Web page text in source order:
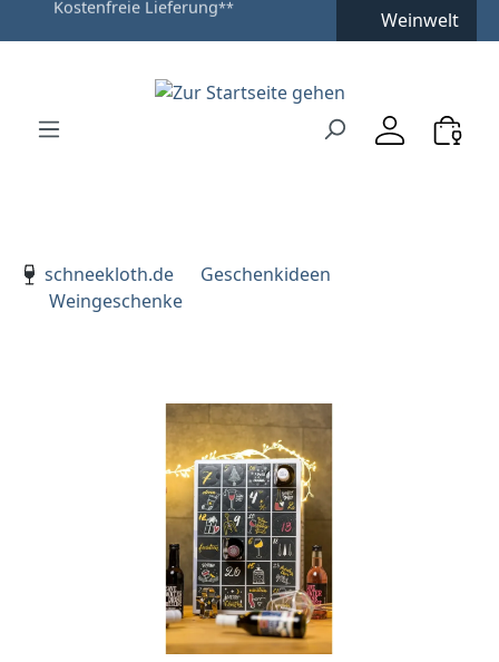
Zur Hauptnavigation springen
Kostenfreie Lieferung Weinwelt
schneekloth.de
Geschenkideen
Weingeschenke
Bildergalerie überspringen